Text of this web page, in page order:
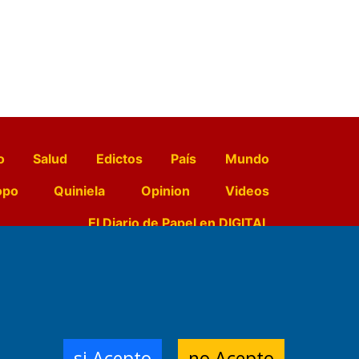
Salud Edictos País
Mundo
Quiniela Opinion
Videos
El Diario de Papel en DIGITAL